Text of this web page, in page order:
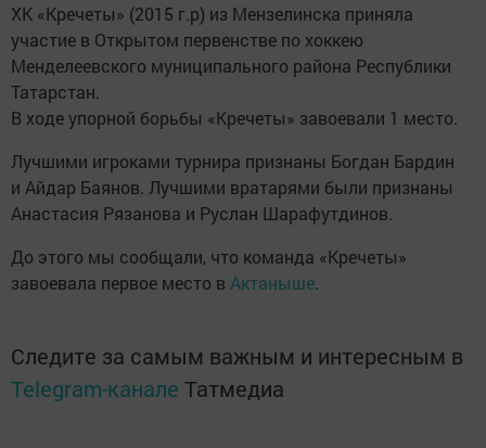
ХК «Кречеты» (2015 г.р) из Мензелинска приняла
участие в Открытом первенстве по хоккею
Менделеевского муниципального района Республики
Татарстан.
В ходе упорной борьбы «Кречеты» завоевали 1 место.
Лучшими игроками турнира признаны Богдан Бардин
и Айдар Баянов. Лучшими вратарями были признаны
Анастасия Рязанова и Руслан Шарафутдинов.
До этого мы сообщали, что команда «Кречеты»
завоевала первое место в Актаныше.
Следите за самым важным и интересным в
Telegram-канале Татмедиа